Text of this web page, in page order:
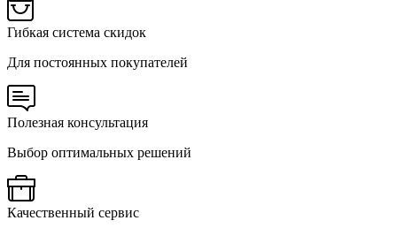
Гибкая система скидок
Для постоянных покупателей
Полезная консультация
Выбор оптимальных решений
Качественный сервис